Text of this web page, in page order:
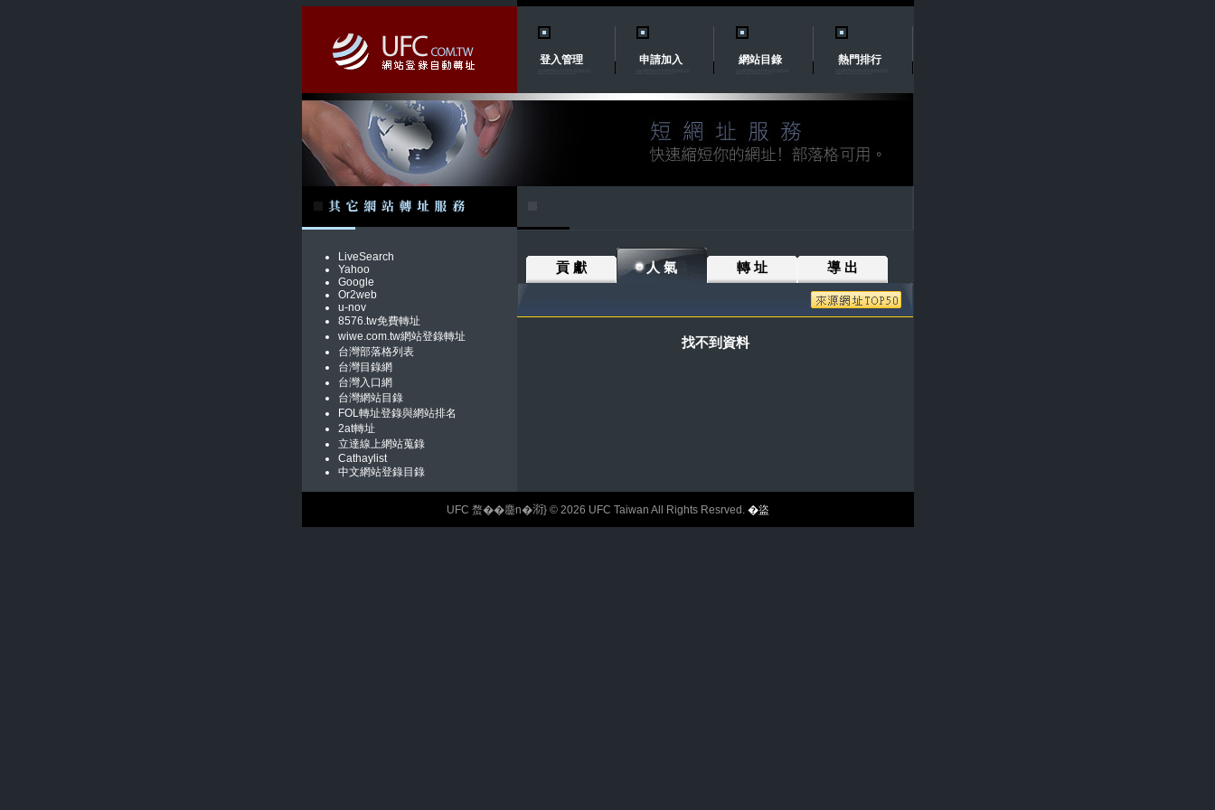
登入管理 申請加入 網站目錄 熱門排行
LiveSearch
Yahoo
Google
Or2web
u-nov
8576.tw免費轉址
wiwe.com.tw網站登錄轉址
台灣部落格列表
台灣目錄網
台灣入口網
台灣網站目錄
FOL轉址登錄與網站排名
2at轉址
立達線上網站蒐錄
Cathaylist
中文網站登錄目錄
貢 獻 人 氣 轉 址 導 出
找不到資料
UFC 蝥��麢n�𣶹} © 2026 UFC Taiwan All Rights Resrved. �盜